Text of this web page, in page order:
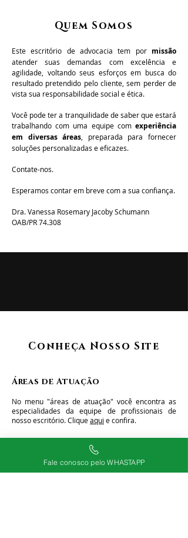
Quem Somos
​Este escritório de advocacia tem por missão
atender suas demandas com excelência e
agilidade, voltando seus esforços em busca do
resultado pretendido pelo cliente, sem perder de
vista sua responsabilidade social e ética.
Você pode ter a tranquilidade de saber que estará
trabalhando com uma equipe com experiência
em diversasáreas , preparada parafornecer
soluções personalizadas e eficazes.
Contate-nos.
Esperamos contar em breve com a sua confiança.
Dra. Vanessa Rosemary Jacoby Schumann
OAB/PR 74.308
Conheça Nosso Site
Áreas de Atuação
No menu "áreas de atuação" você encontra as
especialidades da equipe de profissionais de
nosso escritório.Cliqueaqui e confira.
No menu "localização" você encontra o endereço
e um mapa da localização do nosso
Fale conosco pelo WHASTAPP